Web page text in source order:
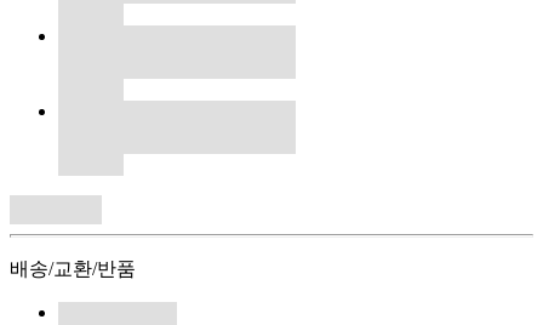
배송/교환/반품